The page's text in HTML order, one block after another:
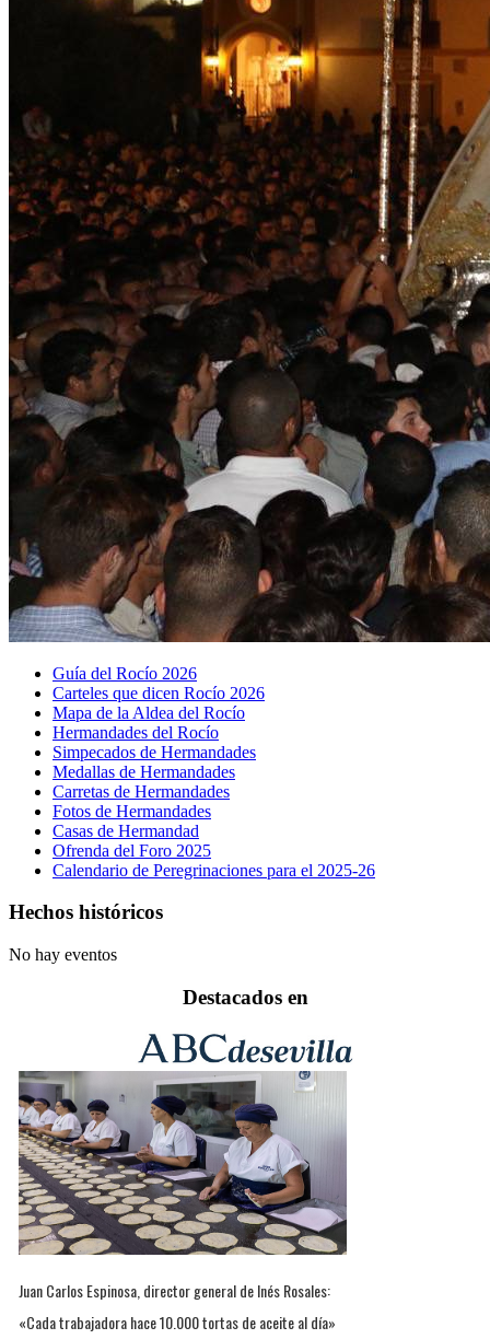
Guía del Rocío 2026
Carteles que dicen Rocío 2026
Mapa de la Aldea del Rocío
Hermandades del Rocío
Simpecados de Hermandades
Medallas de Hermandades
Carretas de Hermandades
Fotos de Hermandades
Casas de Hermandad
Ofrenda del Foro 2025
Calendario de Peregrinaciones para el 2025-26
Hechos históricos
No hay eventos
Destacados en
Juan Carlos Espinosa, director general de Inés Rosales:
«Cada trabajadora hace 10.000 tortas de aceite al día»